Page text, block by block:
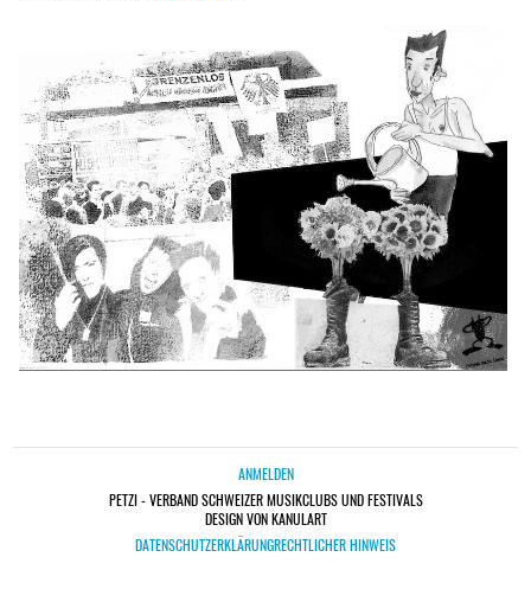
ANMELDEN
PETZI - VERBAND SCHWEIZER MUSIKCLUBS UND FESTIVALS
DESIGN VON KANULART
DATENSCHUTZERKLÄRUNGRECHTLICHER HINWEIS